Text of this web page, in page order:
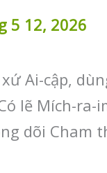
5 12, 2026
Ai-cập,
lẽ Mích-
dõi Cham